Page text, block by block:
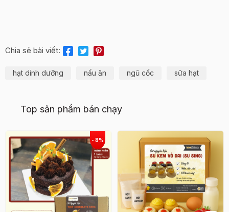
Chia sẻ bài viết:
hạt dinh dưỡng nấu ăn ngũ cốc sữa hạt
Top sản phẩm bán chạy